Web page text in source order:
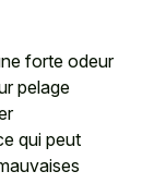
forte odeur
pelage
qui peut